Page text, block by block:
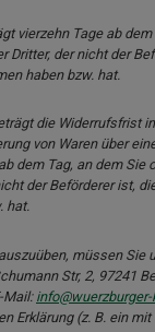
vierzehn Tage ab
Dritter, der nicht der
haben bzw. hat.
die Widerrufsfrist
von Waren über
dem Tag, an dem Sie
der Beförderer ist,
hat.
müssen Sie
Str, 2, 97241
Mail:
Erklärung (z. B. ein